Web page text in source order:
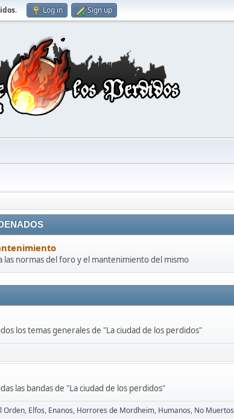
. Log in Sign up
las normas del foro y el mantenimiento del mismo
los temas generales de "La ciudad de los perdidos"
las bandas de "La ciudad de los perdidos"
Orden Elfos Enanos Horrores de Mordheim Humanos No Muertos